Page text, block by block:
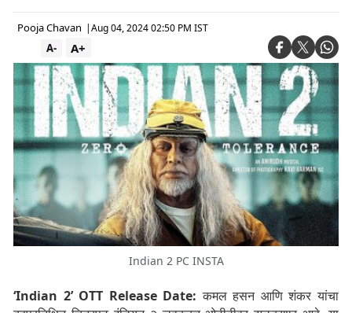
Pooja Chavan |Aug 04, 2024 02:50 PM IST
A+
A-
Indian 2 PC INSTA
‘Indian 2’ OTT Release Date:कमल हसन आणि शंकर यांचा